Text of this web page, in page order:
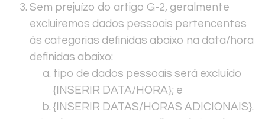
Sem prejuízo do artigo G-2, geralmente
excluiremos dados pessoais pertencentes
às categorias definidas abaixo na data/hora
definidas abaixo:
tipo de dados pessoais será excluído
{INSERIR DATA/HORA}; e
{INSERIR DATAS/HORAS ADICIONAIS}.